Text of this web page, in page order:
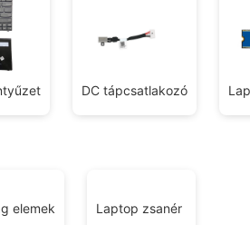
DC tápcsatlakozó
elemek Laptop zsanér